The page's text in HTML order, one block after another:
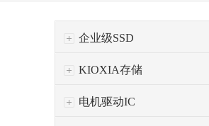
企业级SSD
KIOXIA存储
电机驱动IC